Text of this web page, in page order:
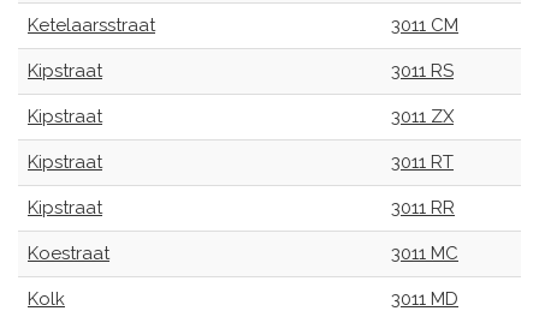
Ketelaarsstraat 3011 CM
Kipstraat 3011 RS
Kipstraat 3011 ZX
Kipstraat 3011 RT
Kipstraat 3011 RR
Koestraat 3011 MC
Kolk 3011 MD